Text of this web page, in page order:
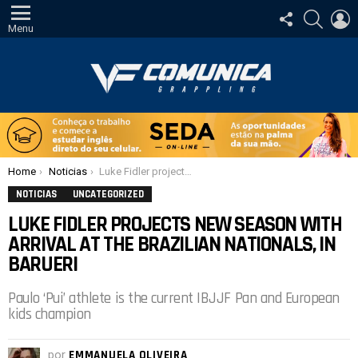
Menu
SIGA-
NOS
Você está aqui:
Home Noticias Luke Fidler projects new season with arrival at the Brazilian Nationals, in Barueri
NOTICIAS UNCATEGORIZED
LUKE FIDLER PROJECTS NEW SEASON WITH
ARRIVAL AT THE BRAZILIAN NATIONALS, IN
BARUERI
Paulo ‘Pui’ athlete is the current IBJJF Pan and European
kids champion
por EMMANUELA OLIVEIRA